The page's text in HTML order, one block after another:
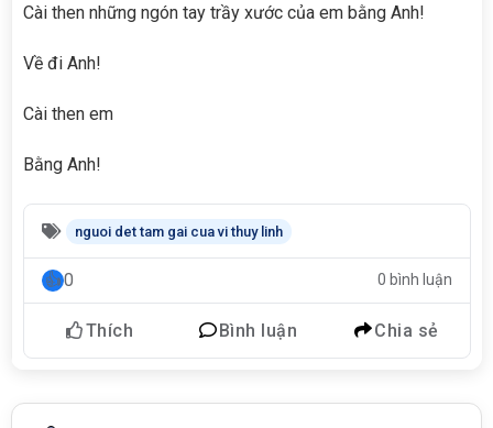
Cài then những ngón tay trầy xước của em bằng Anh!
Về đi Anh!
Cài then em
Bằng Anh!
nguoi det tam gai cua vi thuy linh
0 0 bình luận
Thích Bình luận Chia sẻ